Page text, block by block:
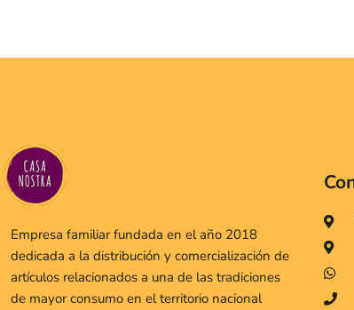
Empresa familiar fundada en el año 2018
dedicada a la distribución y comercialización de
artículos relacionados a una de las tradiciones
de mayor consumo en el territorio nacional